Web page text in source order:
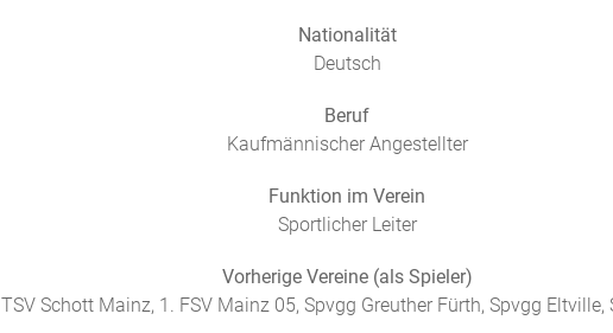
Nationalität
Deutsch
Beruf
Kaufmännischer Angestellter
Funktion im Verein
Sportlicher Leiter
Vorherige Vereine (als Spieler)
TSV Schott Mainz, 1. FSV Mainz 05, Spvgg Greuther Fürth, Spvgg Eltville,